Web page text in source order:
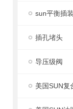
sun平衡插
插孔堵头
导压级阀
美国SUN复